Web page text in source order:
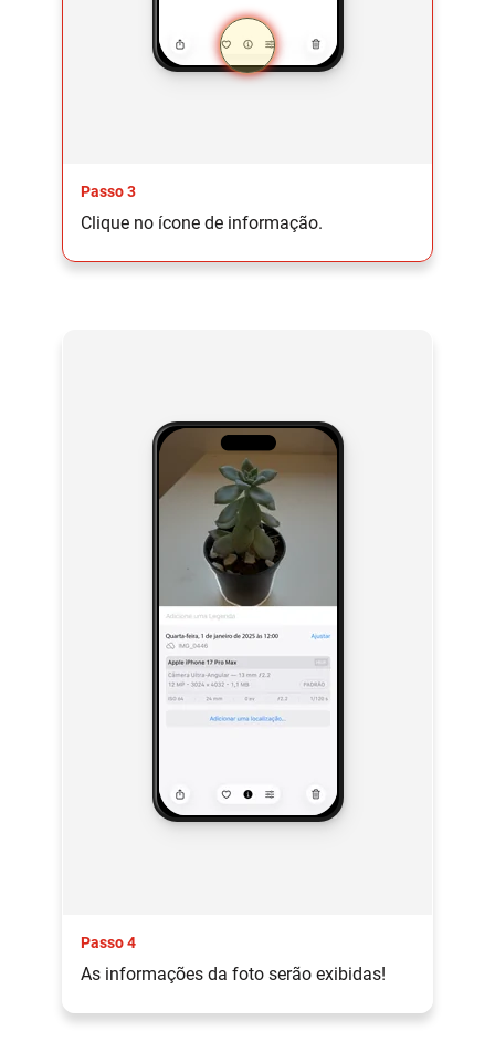
Passo 3
Clique no ícone de informação.
Passo 4
As informações da foto serão exibidas!